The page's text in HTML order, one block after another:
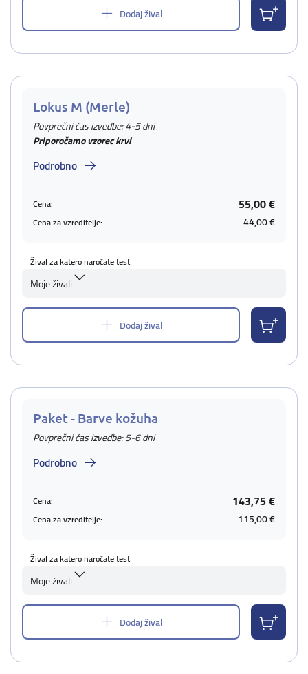
Dodaj žival
Lokus M (Merle)
Povprečni čas izvedbe: 4-5 dni
Priporočamo vzorec krvi
Podrobno
Cena: 55,00 €
Cena za vzreditelje: 44,00 €
Žival za katero naročate test
Moje živali
Dodaj žival
Paket - Barve kožuha
Povprečni čas izvedbe: 5-6 dni
Podrobno
Cena: 143,75 €
Cena za vzreditelje: 115,00 €
Žival za katero naročate test
Moje živali
Dodaj žival